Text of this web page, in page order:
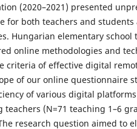
(2020–2021) presented
for both teachers and students
Hungarian elementary school
online methodologies and
criteria of effective digital
of our online questionnaire
of various digital
(N=71 teaching 1–6
research question aimed to